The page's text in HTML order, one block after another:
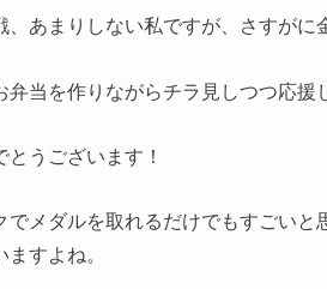
、あまりしない私ですが、さすがに
弁当を作りながらチラ見しつつ応援
とうございます！
でメダルを取れるだけでもすごい
すよね。